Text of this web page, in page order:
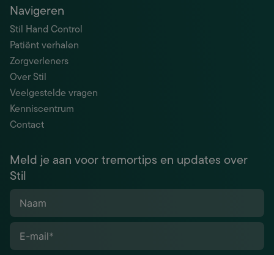
Navigeren
Stil Hand Control
Patiënt verhalen
Zorgverleners
Over Stil
Veelgestelde vragen
Kenniscentrum
Contact
Meld je aan voor tremortips en updates over
Stil
Naam
E-mail*